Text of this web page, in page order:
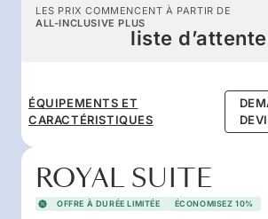
LES PRIX COMMENCENT À PARTIR DE
ALL-INCLUSIVE PLUS
liste d’attente
ÉQUIPEMENTS ET
CARACTÉRISTIQUES
ROYAL SUITE
OFFRE À DURÉE LIMITÉE ÉCONOMISEZ 10%